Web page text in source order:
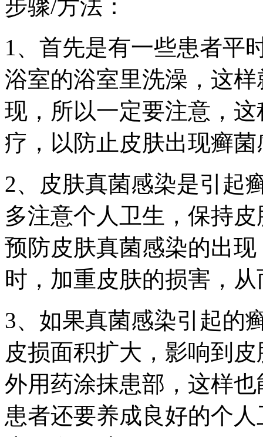
步骤/方法：
1、首先是有一些患者平
浴室的浴室里洗澡，这
现，所以一定要注意，
疗，以防止皮肤出现癣菌
2、皮肤真菌感染是引起
多注意个人卫生，保持
预防皮肤真菌感染的出
时，加重皮肤的损害，
3、如果真菌感染引起的
皮损面积扩大，影响到
外用药涂抹患部，这样
患者还要养成良好的个